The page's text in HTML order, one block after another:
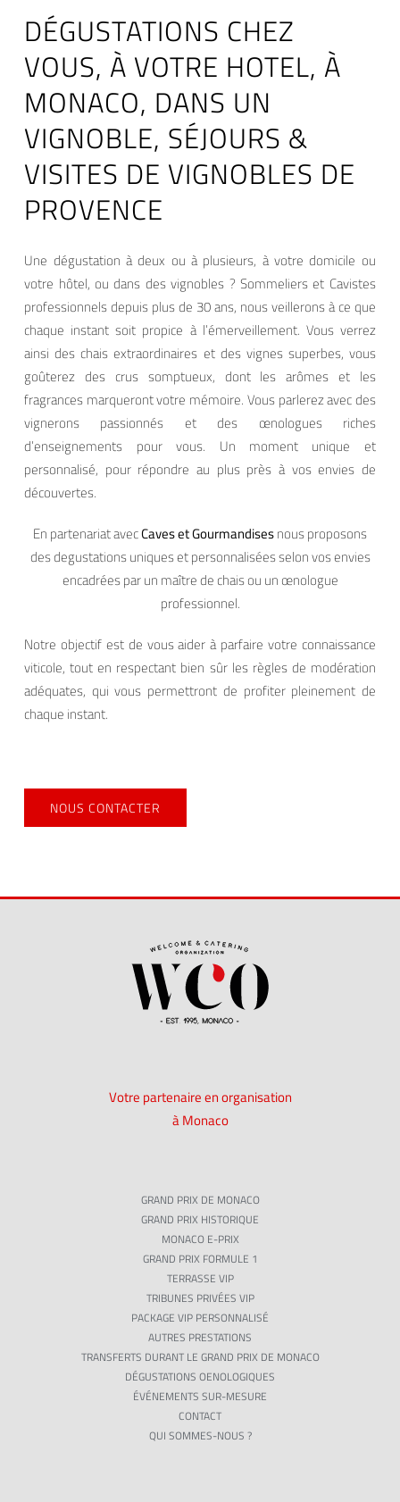
DÉGUSTATIONS CHEZ
VOUS, À VOTRE HOTEL, À
MONACO, DANS UN
VIGNOBLE, SÉJOURS &
VISITES DE VIGNOBLES DE
PROVENCE
Une dégustation à deux ou à plusieurs, à votre domicile ou
votre hôtel, ou dans des vignobles ? Sommeliers et Cavistes
professionnels depuis plus de 30 ans, nous veillerons à ce que
chaque instant soit propice à l’émerveillement. Vous verrez
ainsi des chais extraordinaires et des vignes superbes, vous
goûterez des crus somptueux, dont les arômes et les
fragrances marqueront votre mémoire. Vous parlerez avec des
vignerons passionnés et des œnologues riches
d’enseignements pour vous. Un moment unique et
personnalisé, pour répondre au plus près à vos envies de
découvertes.
En partenariat avecCaves et Gourmandisesnous proposons
des degustations uniques et personnalisées selon vos envies
encadrées par un maître de chais ou un œnologue
professionnel.
Notre objectif est de vous aider à parfaire votre connaissance
viticole, tout en respectant bien sûr les règles de modération
adéquates, qui vous permettront de profiter pleinement de
chaque instant.
NOUS CONTACTER
Votre partenaire en organisation
à Monaco
GRAND PRIX DE MONACO
GRAND PRIX HISTORIQUE
MONACO E-PRIX
GRAND PRIX FORMULE 1
TERRASSE VIP
TRIBUNES PRIVÉES VIP
PACKAGE VIP PERSONNALISÉ
AUTRES PRESTATIONS
TRANSFERTS DURANT LE GRAND PRIX DE MONACO
DÉGUSTATIONS OENOLOGIQUES
ÉVÉNEMENTS SUR-MESURE
CONTACT
QUI SOMMES-NOUS ?